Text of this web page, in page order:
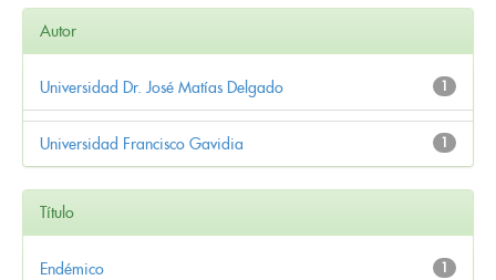
Autor
1
Universidad Dr. José Matías Delgado
1
Universidad Francisco Gavidia
Título
1
Endémico